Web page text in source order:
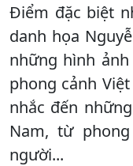
Điểm đặc biệt
danh họa
những hình
phong cảnh
nhắc đến
Nam, từ
người...